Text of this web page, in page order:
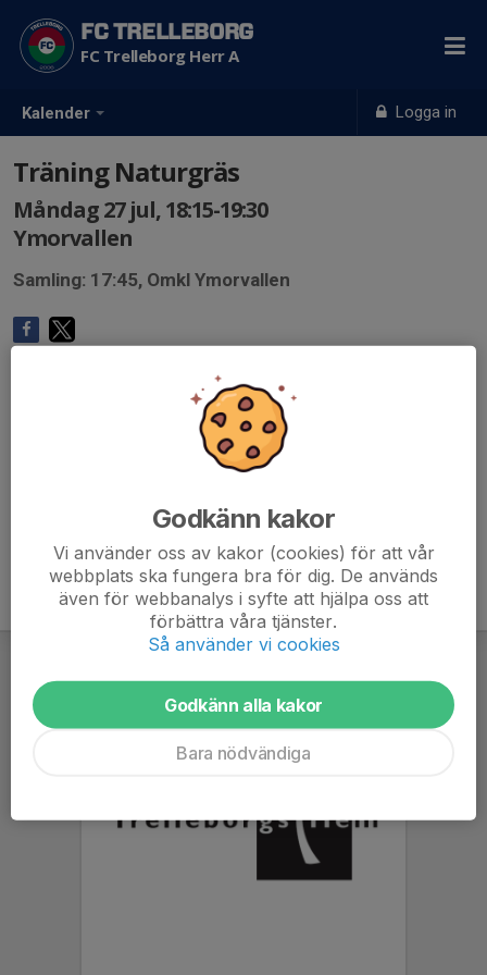
Kalender Logga in
FC TRELLEBORG
FC Trelleborg Herr A
Träning Naturgräs
Måndag 27 jul, 18:15-19:30
Ymorvallen
Samling: 17:45, Omkl Ymorvallen
Godkänn kakor
Vi använder oss av kakor (cookies) för att vår
webbplats ska fungera bra för dig. De används
även för webbanalys i syfte att hjälpa oss att
förbättra våra tjänster.
Så använder vi cookies
Godkänn alla kakor
Bara nödvändiga